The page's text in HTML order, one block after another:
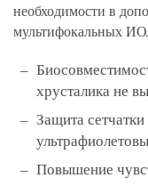
необходимости в
мультифокальных
хрусталика не
Защита сетчатки
Повышение